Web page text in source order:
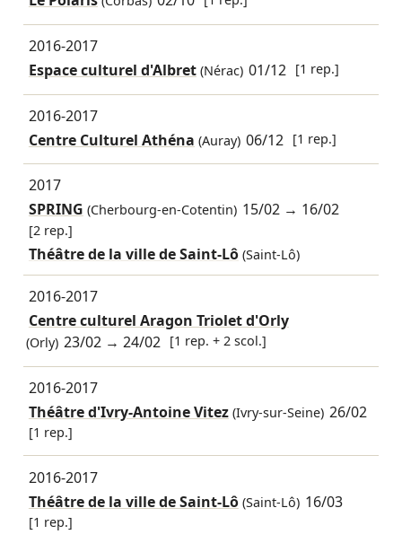
2016-2017
Espace culturel d'Albret(Nérac) 01/12 [1 rep.]
2016-2017
Centre Culturel Athéna (Auray) 06/12 [1 rep.]
2017
SPRING (Cherbourg-en-Cotentin) 15/02 → 16/02
[2 rep.]
Théâtre de la ville de Saint-Lô (Saint-Lô)
2016-2017
Centre culturel Aragon Triolet d'Orly
(Orly) 23/02 →24/02 [1 rep. + 2 scol.]
2016-2017
Théâtre d'Ivry-Antoine Vitez(Ivry-sur-Seine) 26/02
[1 rep.]
2016-2017
Théâtre de la ville de Saint-Lô(Saint-Lô) 16/03
[1 rep.]